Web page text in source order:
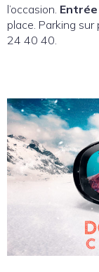
l’occasion.
place. Parking sur
24 40 40.